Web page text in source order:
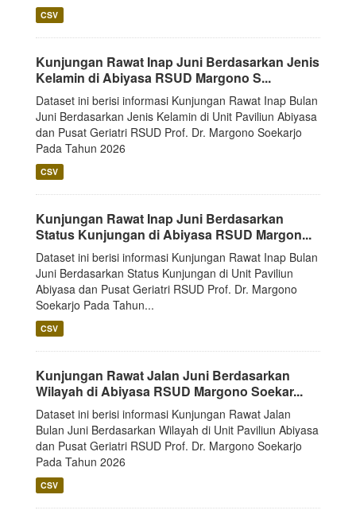
CSV
Kunjungan Rawat Inap Juni Berdasarkan Jenis
Kelamin di Abiyasa RSUD Margono S...
Dataset ini berisi informasi Kunjungan Rawat Inap Bulan
Juni Berdasarkan Jenis Kelamin di Unit Paviliun Abiyasa
dan Pusat Geriatri RSUD Prof. Dr. Margono Soekarjo
Pada Tahun 2026
CSV
Kunjungan Rawat Inap Juni Berdasarkan
Status Kunjungan di Abiyasa RSUD Margon...
Dataset ini berisi informasi Kunjungan Rawat Inap Bulan
Juni Berdasarkan Status Kunjungan di Unit Paviliun
Abiyasa dan Pusat Geriatri RSUD Prof. Dr. Margono
Soekarjo Pada Tahun...
CSV
Kunjungan Rawat Jalan Juni Berdasarkan
Wilayah di Abiyasa RSUD Margono Soekar...
Dataset ini berisi informasi Kunjungan Rawat Jalan
Bulan Juni Berdasarkan Wilayah di Unit Paviliun Abiyasa
dan Pusat Geriatri RSUD Prof. Dr. Margono Soekarjo
Pada Tahun 2026
CSV